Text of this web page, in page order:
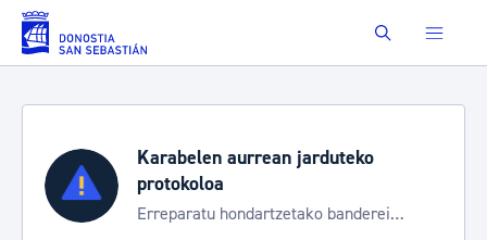
Eduki nagusira joan Buscar
Karabelen aurrean jarduteko
protokoloa
Erreparatu hondartzetako banderei